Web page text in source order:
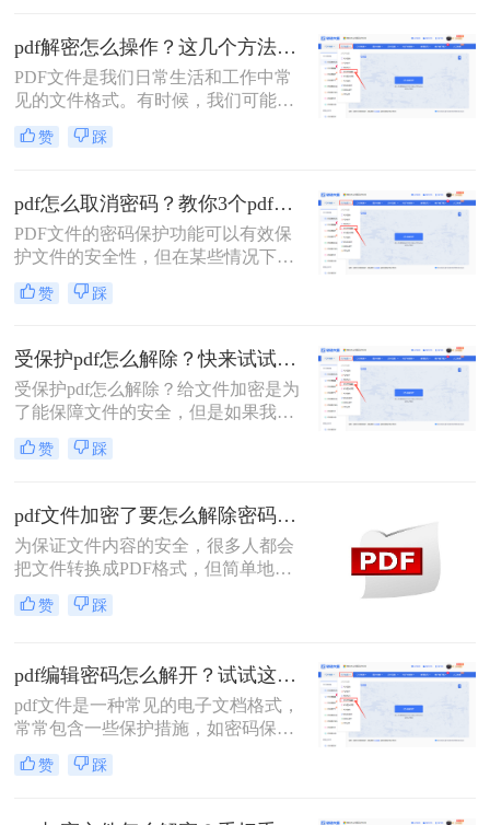
为您介绍几种常见的解密方法，让您
轻松应对这一问题。
pdf解密怎么操作？这几个方法可以试一试！
PDF文件是我们日常生活和工作中常
见的文件格式。有时候，我们可能会
遇到一些加密的PDF文件，这给我们
的阅读和编辑带来了一些困扰。那
介绍解密PDF文件的几种方法，帮助
你轻松解锁你的文件。
赞 踩
pdf怎么取消密码？教你3个pdf解密方法！
PDF文件的密码保护功能可以有效保
护文件的安全性，但在某些情况下，
您可能需要取消这些密码以便更方便
地访问和编辑文件。那么pdf怎么取消
方法，帮助您轻松取消PDF文件的密
码。
赞 踩
受保护pdf怎么解除？快来试试这三种方法！
受保护pdf怎么解除？给文件加密是为
了能保障文件的安全，但是如果我们
需要快速打开一些PDF文件的话，必
须先将文件解密，但是想顺利解除
业的工具的，今天给大家分享PDF解
密方法。
赞 踩
pdf文件加密了要怎么解除密码？教你2个PDF解密方法
为保证文件内容的安全，很多人都会
把文件转换成PDF格式，但简单地将
PDF格式转换成PDF格式是不够的，
所以还会在文件上加一个“锁”，想要
流程，下面就来给大家详细的讲解一
下吧。
赞 踩
pdf编辑密码怎么解开？试试这三种解除方法！
pdf文件是一种常见的电子文档格式，
常常包含一些保护措施，如密码保护
和权限设置。这些保护措施可以确保
只有授权用户才能访问或编辑文件，
而，有时可能需要解除这些保护措施
赞 踩